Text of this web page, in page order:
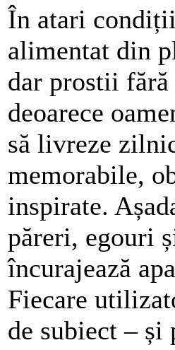
În atari
alimentat din
dar prostii
deoarece
să livreze
memorabile,
inspirate.
păreri, egouri
încurajează
Fiecare
de subiect – și